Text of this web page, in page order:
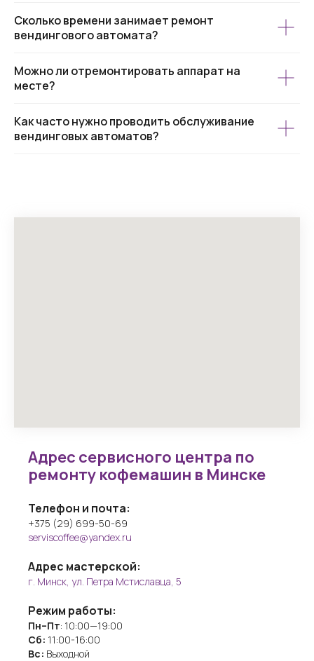
Сколько времени занимает ремонт
вендингового автомата?
Можно ли отремонтировать аппарат на
месте?
Как часто нужно проводить обслуживание
вендинговых автоматов?
Адрес сервисного центра по
ремонту кофемашин в Минске
Телефон и почта:
+375 (29) 699-50-69
serviscoffee@yandex.ru
Адрес мастерской:
г. Минск, ул. Петра Мстиславца, 5
Режим работы:
Пн–Пт: 10:00—19:00
Сб: 11:00-16:00
Вс: Выходной